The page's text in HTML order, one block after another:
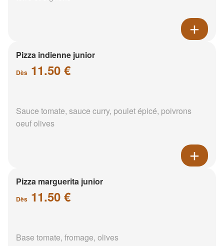
Pizza indienne junior
Dès 11.50 €
Sauce tomate, sauce curry, poulet épicé, poivrons
oeuf olives
Pizza marguerita junior
Dès 11.50 €
Base tomate, fromage, olives